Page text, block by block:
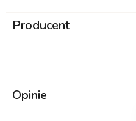
Producent
Opinie